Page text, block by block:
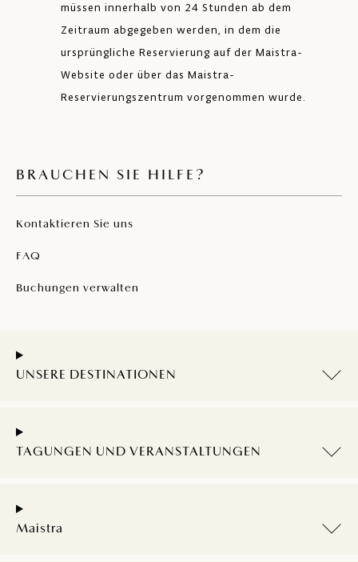
müssen innerhalb von 24 Stunden ab dem
Zeitraum abgegeben werden, in dem die
ursprüngliche Reservierung auf der Maistra-
Website oder über das Maistra-
Reservierungszentrum vorgenommen wurde.
BRAUCHEN SIE HILFE?
Kontaktieren Sie uns
FAQ
Buchungen verwalten
UNSERE DESTINATIONEN
TAGUNGEN UND VERANSTALTUNGEN
Maistra